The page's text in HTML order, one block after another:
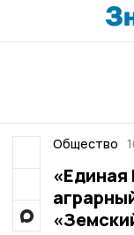
Общество
«Единая